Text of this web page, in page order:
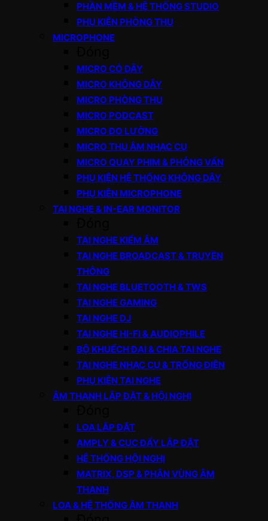
PHẦN MỀM & HỆ THỐNG STUDIO
PHỤ KIỆN PHÒNG THU
MICROPHONE
MICRO CÓ DÂY
MICRO KHÔNG DÂY
MICRO PHÒNG THU
MICRO PODCAST
MICRO ĐO LƯỜNG
MICRO THU ÂM NHẠC CỤ
MICRO QUAY PHIM & PHỎNG VẤN
PHỤ KIỆN HỆ THỐNG KHÔNG DÂY
PHỤ KIỆN MICROPHONE
TAI NGHE & IN-EAR MONITOR
TAI NGHE KIỂM ÂM
TAI NGHE BROADCAST & TRUYỀN
THÔNG
TAI NGHE BLUETOOTH & TWS
TAI NGHE GAMING
TAI NGHE DJ
TAI NGHE HI-FI & AUDIOPHILE
BỘ KHUẾCH ĐẠI & CHIA TAI NGHE
TAI NGHE NHẠC CỤ & TRỐNG ĐIỆN
PHỤ KIỆN TAI NGHE
ÂM THANH LẮP ĐẶT & HỘI NGHỊ
LOA LẮP ĐẶT
AMPLY & CỤC ĐẨY LẮP ĐẶT
HỆ THỐNG HỘI NGHỊ
MATRIX, DSP & PHÂN VÙNG ÂM
THANH
LOA & HỆ THỐNG ÂM THANH